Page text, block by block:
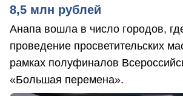
8,5 млн рублей
Анапа вошла в число городов,
проведение просветительских
рамках полуфиналов
«Большая перемена».